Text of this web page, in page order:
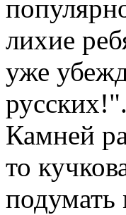
лихие
уже
Камней
то
подумать